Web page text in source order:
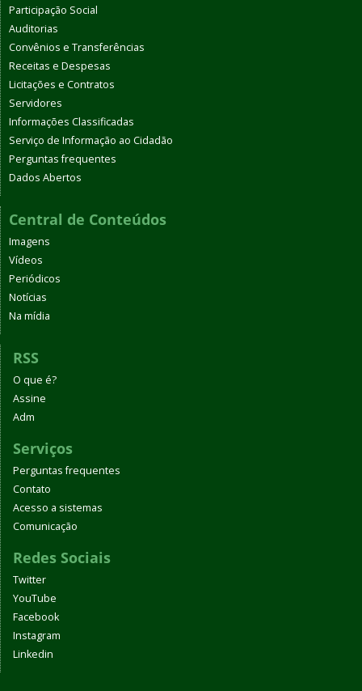
Participação Social
Auditorias
Convênios e Transferências
Receitas e Despesas
Licitações e Contratos
Servidores
Informações Classificadas
Serviço de Informação ao Cidadão
Perguntas frequentes
Dados Abertos
Central de Conteúdos
Imagens
Vídeos
Periódicos
Notícias
Na mídia
RSS
O que é?
Assine
Adm
Serviços
Perguntas frequentes
Contato
Acesso a sistemas
Comunicação
Redes Sociais
Twitter
YouTube
Facebook
Instagram
Linkedin